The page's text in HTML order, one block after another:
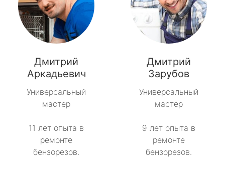
Дмитрий
Аркадьевич
Универсальный
мастер
11 лет опыта в
ремонте
бензорезов.
Дмитрий
Зарубов
Универсальный
мастер
9 лет опыта в
ремонте
бензорезов.